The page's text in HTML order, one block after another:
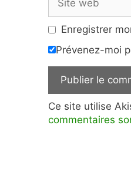
web
Enregistrer
Prévenez-moi
Ce site utilise
commentaires